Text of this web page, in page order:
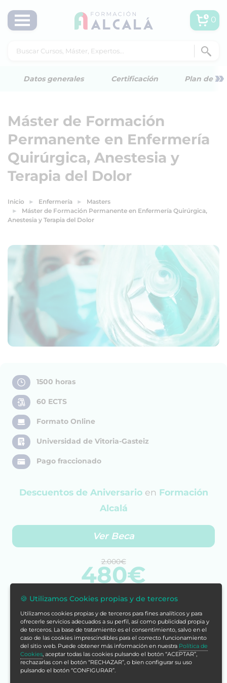
0
Datos generales Certificación Plan de »
Máster de Formación
Permanente en Enfermería
Quirúrgica, Anestesia y
Terapia del Dolor
Inicio Enfermería
Masters
Máster de Formación Permanente en Enfermería Quirúrgica,
Anestesia y Terapia del Dolor
1500 horas
60 ECTS
Formato Online
Universidad de Vitoria-Gasteiz
Pago fraccionado
Descuentos de Aniversarioen Formación
Alcalá
Ver Beca
2.000€
480€
🍪 Utilizamos Cookies propias y de terceros
Utilizamos cookies propias y de terceros para fines analíticos y para
ofrecerle servicios adecuados a su perfil, así como publicidad propia y
de terceros. La base de tratamiento es el consentimiento, salvo en el
caso de las cookies imprescindibles para el correcto funcionamiento
del sitio web. Puede obtener más información en nuestra Política de
Cookies , aceptar todas las cookies pulsando el botón “ACEPTAR”,
rechazarlas con el botón “RECHAZAR”, o bien configurar su uso
pulsando el botón “CONFIGURAR”.